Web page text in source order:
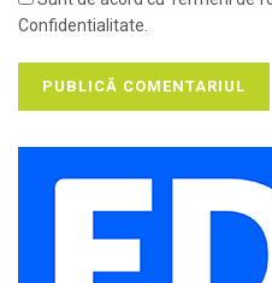
Confidentialitate.